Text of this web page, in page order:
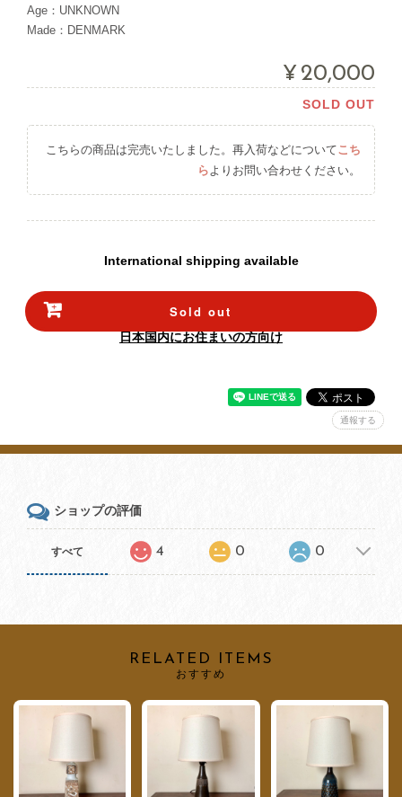
Age：UNKNOWN
Made：DENMARK
¥20,000
SOLD OUT
こちらの商品は完売いたしました。再入荷などについてこち
ら よりお問い合わせください。
International shipping available
Sold out
日本国内にお住まいの方向け
通報する
ショップの評価
すべて 4 0 0
RELATED ITEMS
おすすめ